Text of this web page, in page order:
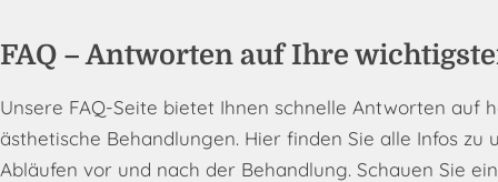
Vor dem Beginn der eigentlichen Behandlung
möglich zu gestalten. Unser Team ist dabei
Ergebnis freuen können.
Die eigentliche Behandlung erfolgt präzise
erläutern wir Ihnen gerne jeden Schritt, der
Nach jeder Behandlung erhalten Sie
verfeinern und Ihre Zufriedenheit
Fragen zur Verfügung.
FAQ – Antworten auf Ihre
Unsere FAQ-Seite bietet Ihnen schnelle Antworten auf
ästhetische Behandlungen. Hier finden Sie alle Infos zu
Abläufen vor und nach der Behandlung. Schauen Sie